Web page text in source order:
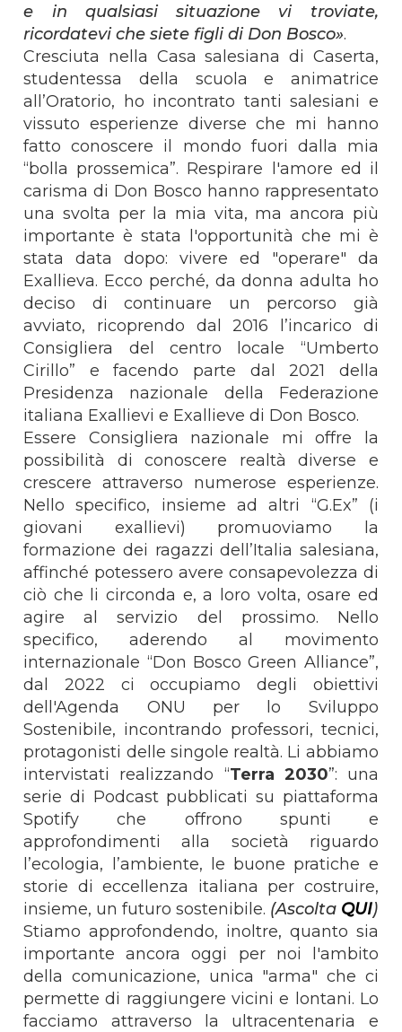
e in qualsiasi situazione vi troviate,
ricordatevi che siete figli di Don Bosco».
Cresciuta nella Casa salesiana di Caserta,
studentessa della scuola e animatrice
all’Oratorio, ho incontrato tanti salesiani e
vissuto esperienze diverse che mi hanno
fatto conoscere il mondo fuori dalla mia
“bolla prossemica”. Respirare l'amore ed il
carisma di Don Bosco hanno rappresentato
una svolta per la mia vita, ma ancora più
importante è stata l'opportunità che mi è
stata data dopo: vivere ed "operare" da
Exallieva. Ecco perché, da donna adulta ho
deciso di continuare un percorso già
avviato, ricoprendo dal 2016 l’incarico di
Consigliera del centro locale “Umberto
Cirillo” e facendo parte dal 2021 della
Presidenza nazionale della Federazione
italiana Exallievi e Exallieve di Don Bosco.
Essere Consigliera nazionale mi offre la
possibilità di conoscere realtà diverse e
crescere attraverso numerose esperienze.
Nello specifico, insieme ad altri “G.Ex” (i
giovani exallievi) promuoviamo la
formazione dei ragazzi dell’Italia salesiana,
affinché potessero avere consapevolezza di
ciò che li circonda e, a loro volta, osare ed
agire al servizio del prossimo. Nello
specifico, aderendo al movimento
internazionale “Don Bosco Green Alliance”,
dal 2022 ci occupiamo degli obiettivi
dell'Agenda ONU per lo Sviluppo
Sostenibile, incontrando professori, tecnici,
protagonisti delle singole realtà. Li abbiamo
intervistati realizzando “Terra 2030”: una
serie di Podcast pubblicati su piattaforma
Spotify che offrono spunti e
approfondimenti alla società riguardo
l’ecologia, l’ambiente, le buone pratiche e
storie di eccellenza italiana per costruire,
insieme, un futuro sostenibile. (Ascolta QUI)
Stiamo approfondendo, inoltre, quanto sia
importante ancora oggi per noi l'ambito
della comunicazione, unica "arma" che ci
permette di raggiungere vicini e lontani. Lo
facciamo attraverso la ultracentenaria e